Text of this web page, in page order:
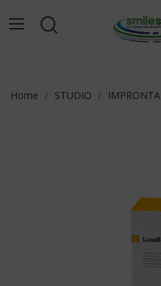
Home STUDIO IMPRONTA